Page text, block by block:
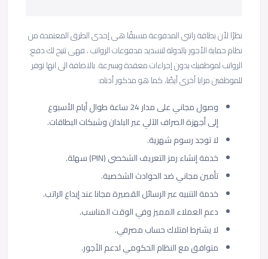
نظرًا لأن بطاقة راتبي المدفوعة مسبقًا هى إحدى الطرق المعتمدة من
نظام حماية الأجور بالدولة لتسديد مدفوعات الرواتب ، فهى تتيح لك دفع
الرواتب لموظفيك بدون إجراءات معقدة وبسرعة. بالاضافة الى انها توفر
للموظفين مزايا أخرى أيضًا، كما هو مذكور أدناه:
وصول مجاني على مدار 24 ساعة طوال أيام الأسبوع
إلى أجهزة الصراف الآلي عبر البلدان وشبكات البطاقات.
لا توجد رسوم شهرية.
خدمة إنشاء رمز التعريف الشخصي (PIN) سهلة.
تأمين مجاني ضد الحوادث الشخصية.
خدمة التنبيه عبر الرسائل القصيرة مجانا عند إيداع الراتب.
دعم العملاء المميز وفي الوقت المناسب.
لا يشترط امتلاك حساب مصرفي.
متوافق مع النظام الحكومي لدعم الأجور.